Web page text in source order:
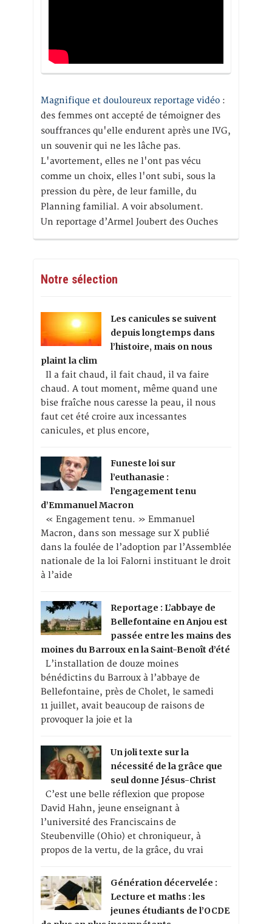
Magnifique et douloureux reportage vidéo :
des femmes ont accepté de témoigner des
souffrances qu'elle endurent après une IVG,
un souvenir qui ne les lâche pas.
L'avortement, elles ne l'ont pas vécu
comme un choix, elles l'ont subi, sous la
pression du père, de leur famille, du
Planning familial. A voir absolument.
Un reportage d’Armel Joubert des Ouches
Notre sélection
Les canicules se suivent
depuis longtemps dans
l’histoire, mais on nous
plaint la clim
Il a fait chaud, il fait chaud, il va faire
chaud. A tout moment, même quand une
bise fraîche nous caresse la peau, il nous
faut cet été croire aux incessantes
canicules, et plus encore,
Funeste loi sur
l’euthanasie :
l’engagement tenu
d’Emmanuel Macron
« Engagement tenu. » Emmanuel
Macron, dans son message sur X publié
dans la foulée de l’adoption par l’Assemblée
nationale de la loi Falorni instituant le droit
à l’aide
Reportage : L’abbaye de
Bellefontaine en Anjou est
passée entre les mains des
moines du Barroux en la Saint-Benoît d’été
L’installation de douze moines
bénédictins du Barroux à l’abbaye de
Bellefontaine, près de Cholet, le samedi
11 juillet, avait beaucoup de raisons de
provoquer la joie et la
Un joli texte sur la
nécessité de la grâce que
seul donne Jésus-Christ
C’est une belle réflexion que propose
David Hahn, jeune enseignant à
l’université des Franciscains de
Steubenville (Ohio) et chroniqueur, à
propos de la vertu, de la grâce, du vrai
Génération décervelée :
Lecture et maths : les
jeunes étudiants de l’OCDE